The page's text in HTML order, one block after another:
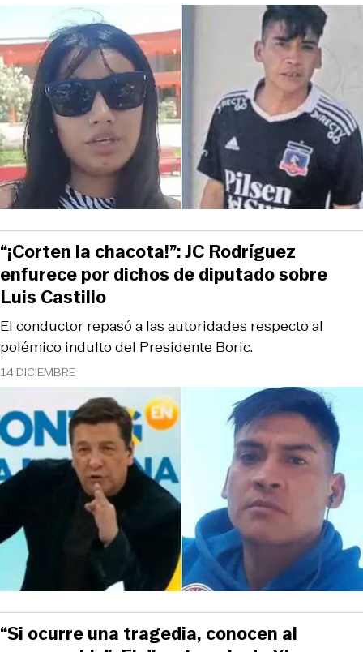
14 DICIEMBRE
El conductor repasó a las autoridades respecto al
polémico indulto del Presidente Boric.
“¡Corten la chacota!”: JC Rodríguez
enfurece por dichos de diputado sobre
Luis Castillo
“Si ocurre una tragedia, conocen al